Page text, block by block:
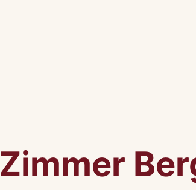
Zimmer